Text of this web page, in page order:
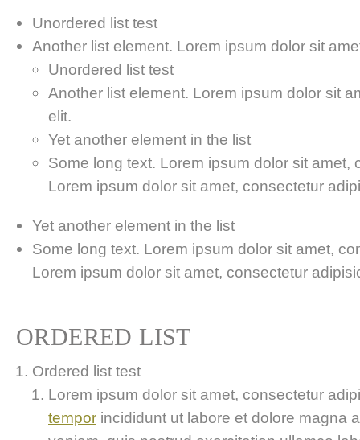
Unordered list test
Another list element. Lorem ipsum dolor sit
Unordered list test
Another list element. Lorem ipsum dolor sit
elit.
Yet another element in the list
Some long text. Lorem ipsum dolor sit amet,
Lorem ipsum dolor sit amet, consectetur
Yet another element in the list
Some long text. Lorem ipsum dolor sit amet,
Lorem ipsum dolor sit amet, consectetur
ORDERED LIST
Ordered list test
Lorem ipsum dolor sit amet, consectetur
tempor incididunt ut labore et dolore magna